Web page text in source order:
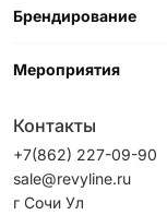
Брендирование
Мероприятия
Контакты
+7(862) 227-09-90
sale@revyline.ru
г Сочи Ул